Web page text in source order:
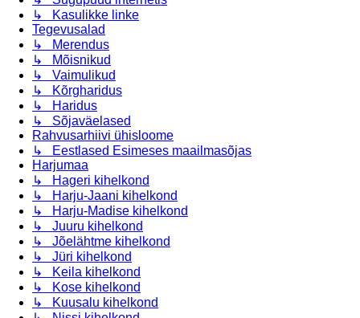
↳ Kasulikke linke
Tegevusalad
↳ Merendus
↳ Mõisnikud
↳ Vaimulikud
↳ Kõrgharidus
↳ Haridus
↳ Sõjaväelased
Rahvusarhiivi ühisloome
↳ Eestlased Esimeses maailmasõjas
Harjumaa
↳ Hageri kihelkond
↳ Harju-Jaani kihelkond
↳ Harju-Madise kihelkond
↳ Juuru kihelkond
↳ Jõelähtme kihelkond
↳ Jüri kihelkond
↳ Keila kihelkond
↳ Kose kihelkond
↳ Kuusalu kihelkond